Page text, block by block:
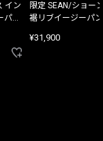
イン
ン
限定 SEAN/ショー
裾リブイージーパ
¥31,900